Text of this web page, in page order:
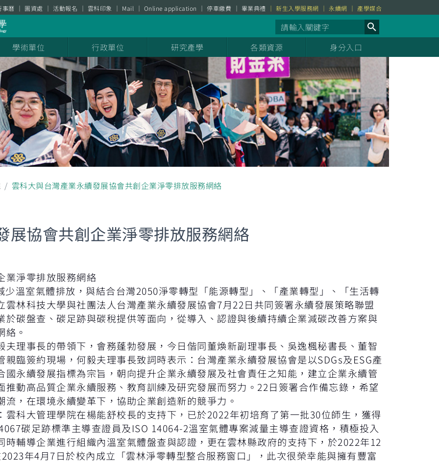
事曆 圖資處 活動報名 雲科印象 Mail Online application 停車繳費 畢業典禮 新生入學服務網 永續網 產學媒合
學術單位 行政單位 研究產學 各類資源 身分入口
雲科大與台灣產業永續發展協會共創企業淨零排放服務網絡
展協會共創企業淨零排放服務網絡
業淨零排放服務網絡
溫室氣體排放，與結合台灣2050淨零轉型「能源轉型」、「產業轉型」、「生活轉
林科技大學與社團法人台灣產業永續發展協會7月22日共同簽署永續發展策略聯盟
碳盤查、碳足跡與碳稅提供等面向，從導入、認證與後續持續企業減碳改善方案與
絡。
理事長的帶領下，會務蓬勃發展，今日偕同董煥新副理事長、吳逸楓秘書長、董智
臨簽約現場，何毅夫理事長致詞時表示：台灣產業永續發展協會是以SDGs及ESG產
永續發展指標為宗旨，朝向提升企業永續發展及社會責任之知能，建立企業永續管
動高品質企業永續服務、教育訓練及研究發展而努力。22日簽署合作備忘錄，希望
，在環境永續變革下，協助企業創造新的競爭力。
科大管理學院在楊能舒校長的支持下，已於2022年初培育了第一批30位師生，獲得
碳足跡標準主導查證員及ISO 14064-2溫室氣體專案減量主導查證資格，積極投入
輔導企業進行組織內溫室氣體盤查與認證，更在雲林縣政府的支持下，於2022年12
年4月7日於校內成立「雲林淨零轉型整合服務窗口」，此次很榮幸能與擁有豐富